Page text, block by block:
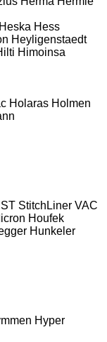
Heska Hess
Heyligenstaedt
Himoinsa
Holaras Holmen
ST StitchLiner VAC
Houfek
Hunkeler
Hyper